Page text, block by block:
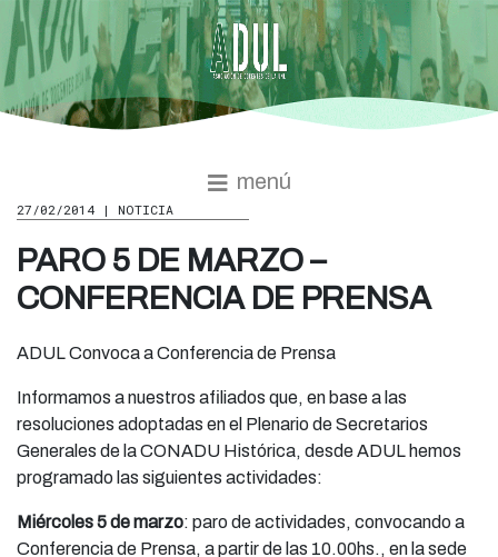
menú
27/02/2014 | NOTICIA
PARO 5 DE MARZO –
CONFERENCIA DE PRENSA
ADUL Convoca a Conferencia de Prensa
Informamos a nuestros afiliados que, en base a las
resoluciones adoptadas en el Plenario de Secretarios
Generales de la CONADU Histórica, desde ADUL hemos
programado las siguientes actividades:
Miércoles 5 de marzo: paro de actividades, convocando a
Conferencia de Prensa, a partir de las 10.00hs., en la sede